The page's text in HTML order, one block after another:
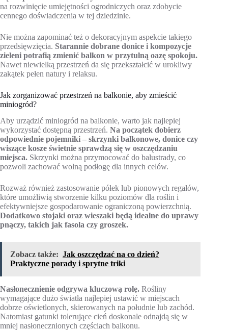
na rozwinięcie umiejętności ogrodniczych oraz zdobycie
cennego doświadczenia w tej dziedzinie.
Nie można zapominać też o dekoracyjnym aspekcie takiego
przedsięwzięcia. Starannie dobrane donice i kompozycje
zieleni potrafią zmienić balkon w przytulną oazę spokoju.
Nawet niewielką przestrzeń da się przekształcić w urokliwy
zakątek pełen natury i relaksu.
Jak zorganizować przestrzeń na balkonie, aby zmieścić
miniogród?
Aby urządzić miniogród na balkonie, warto jak najlepiej
wykorzystać dostępną przestrzeń. Na początek dobierz
odpowiednie pojemniki – skrzynki balkonowe, donice czy
wiszące kosze świetnie sprawdzą się w oszczędzaniu
miejsca. Skrzynki można przymocować do balustrady, co
pozwoli zachować wolną podłogę dla innych celów.
Rozważ również zastosowanie półek lub pionowych regałów,
które umożliwią stworzenie kilku poziomów dla roślin i
efektywniejsze gospodarowanie ograniczoną powierzchnią.
Dodatkowo stojaki oraz wieszaki będą idealne do uprawy
pnączy, takich jak fasola czy groszek.
Zobacz także: Jak oszczędzać na co dzień?
Praktyczne porady i sprytne triki
Nasłonecznienie odgrywa kluczową rolę. Rośliny
wymagające dużo światła najlepiej ustawić w miejscach
dobrze oświetlonych, skierowanych na południe lub zachód.
Natomiast gatunki tolerujące cień doskonale odnajdą się w
mniej nasłonecznionych częściach balkonu.